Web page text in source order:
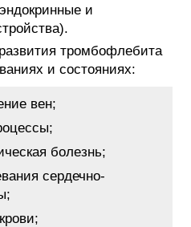
и
тромбофлебита
и состояниях:
вен;
болезнь;
сердечно-